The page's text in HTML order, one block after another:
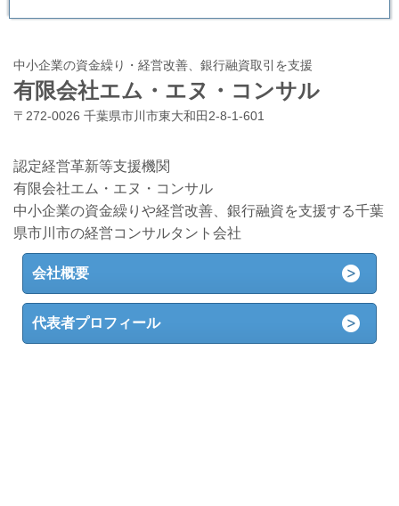
中小企業の資金繰り・経営改善、銀行融資取引を支援
有限会社エム・エヌ・コンサル
〒272-0026 千葉県市川市東大和田2-8-1-601
認定経営革新等支援機関
有限会社エム・エヌ・コンサル
中小企業の資金繰りや経営改善、銀行融資を支援する千葉
県市川市の経営コンサルタント会社
会社概要
代表者プロフィール